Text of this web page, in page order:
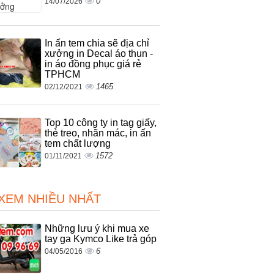
In ấn tem chia sẽ địa chỉ
xưởng in Decal áo thun -
in áo đồng phục giá rẻ
TPHCM
02/12/2021 1465
Top 10 công ty in tag giấy,
thẻ treo, nhãn mác, in ấn
tem chất lượng
01/11/2021 1572
NHIỀU NHẤT
Những lưu ý khi mua xe
tay ga Kymco Like trả góp
04/05/2016 6